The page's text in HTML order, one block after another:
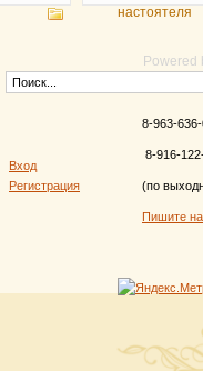
настоятеля
Powered
Вход
Регистрация
8-963-
8-916-
(по
Пишите